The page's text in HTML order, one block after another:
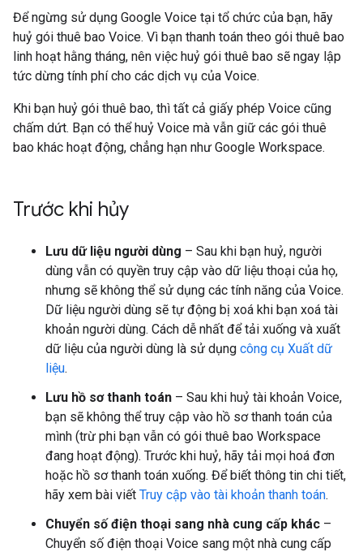
Để ngừng sử dụng Google Voice tại tổ chức của bạn, hãy
huỷ gói thuê bao Voice. Vì bạn thanh toán theo gói thuê bao
linh hoạt hằng tháng, nên việc huỷ gói thuê bao sẽ ngay lập
tức dừng tính phí cho các dịch vụ của Voice.
Khi bạn huỷ gói thuê bao, thì tất cả giấy phép Voice cũng
chấm dứt. Bạn có thể huỷ Voice mà vẫn giữ các gói thuê
bao khác hoạt động, chẳng hạn như Google Workspace.
Trước khi hủy
Lưu dữ liệu người dùng – Sau khi bạn huỷ, người
dùng vẫn có quyền truy cập vào dữ liệu thoại của họ,
nhưng sẽ không thể sử dụng các tính năng của Voice.
Dữ liệu người dùng sẽ tự động bị xoá khi bạn xoá tài
khoản người dùng. Cách dễ nhất để tải xuống và xuất
dữ liệu của người dùng là sử dụng công cụ Xuất dữ
liệu.
Lưu hồ sơ thanh toán – Sau khi huỷ tài khoản Voice,
bạn sẽ không thể truy cập vào hồ sơ thanh toán của
mình (trừ phi bạn vẫn có gói thuê bao Workspace
đang hoạt động). Trước khi huỷ, hãy tải mọi hoá đơn
hoặc hồ sơ thanh toán xuống. Để biết thông tin chi tiết,
hãy xem bài viết Truy cập vào tài khoản thanh toán.
Chuyển số điện thoại sang nhà cung cấp khác –
Chuyển số điện thoại Voice sang một nhà cung cấp